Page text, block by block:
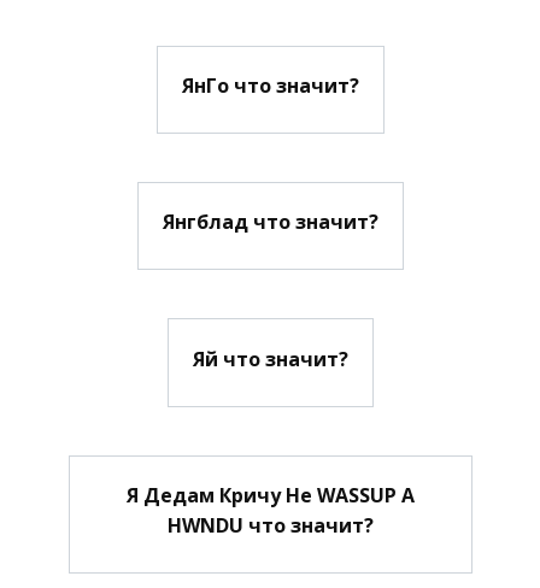
ЯнГо что значит?
Янгблад что значит?
Яй что значит?
Я Дедам Кричу Не WASSUP А
HWNDU что значит?